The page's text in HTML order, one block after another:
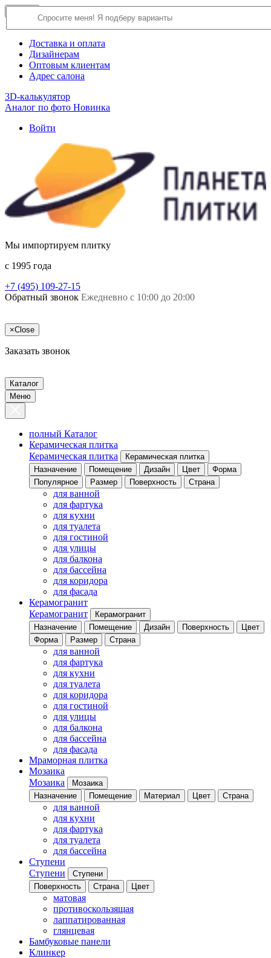
О компании
Доставка и оплата
Дизайнерам
Оптовым клиентам
Адрес салона
3D-калькулятор
Аналог по фото Новинка
Войти
Мы импортируем плитку
c 1995 года
+7 (495) 109-27-15
Обратный звонок Ежедневно с 10:00 до 20:00
×Close
Заказать звонок
Каталог
Меню
полный Каталог
Керамическая плитка
Керамическая плитка
Керамическая плитка
Назначение
Помещение Дизайн Цвет
Форма
Популярное
Размер Поверхность Страна
для ванной
для фартука
для кухни
для туалета
для гостиной
для улицы
для балкона
для бассейна
для коридора
для фасада
Керамогранит
Керамогранит
Керамогранит
Назначение
Помещение Дизайн Поверхность
Цвет
Форма
Размер Страна
для ванной
для фартука
для кухни
для туалета
для коридора
для гостиной
для улицы
для балкона
для бассейна
для фасада
Мраморная плитка
Мозаика
Мозаика
Мозаика
Назначение
Помещение Материал Цвет Страна
для ванной
для кухни
для фартука
для туалета
для бассейна
Ступени
Ступени
Ступени
Поверхность
Страна Цвет
матовая
противоскользящая
лаппатированная
глянцевая
Бамбуковые панели
Клинкер